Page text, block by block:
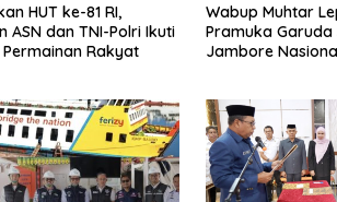
HUT ke-81 RI,
ASN dan TNI-Polri Ikuti
Rakyat
Wabup Muhtar
Pramuka Garuda
Jambore